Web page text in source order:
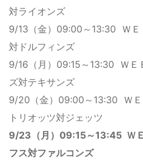
対ライオンズ
9/13（金）09:00～13:30 ＷＥ
対ドルフィンズ
9/16（月）09:15～13:30 ＷＥ
ズ対テキサンズ
9/20（金）09:00～13:30 ＷＥ
トリオッツ対ジェッツ
9/23（月）09:15～13:45 Ｗ
フス対ファルコンズ